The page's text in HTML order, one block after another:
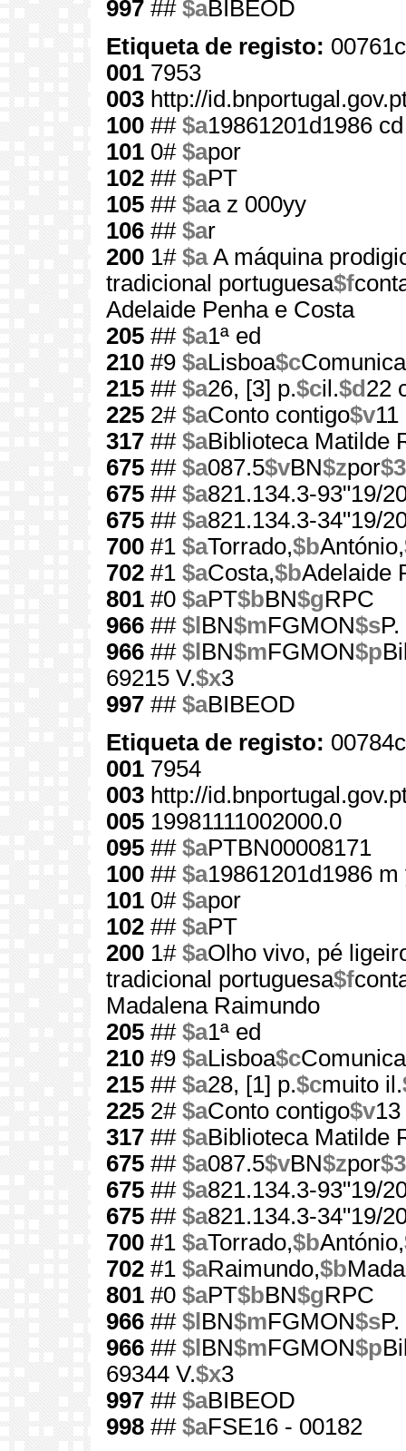
997 ## $aBIBEOD
Etiqueta de registo:
001 7953
003 http://
100 ## $a19861201d1986
101 0# $apor
102 ## $aPT
105 ## $aa z 000yy
106 ## $ar
200 1# $aA máquina
tradicional portuguesa$f
Adelaide Penha e Costa
205 ## $a1ª ed
210 #9 $aLisboa$c
215 ## $a26, [3] p.$cil.$d 22
225 2# $aConto contigo$v11
317 ## $aBiblioteca Matilde
675 ## $a087.5$vBN$zpor$3
675 ## $a821.134.3-93"19/
675 ## $a821.134.3-34"19/
700 #1 $aTorrado,$bAntónio,
702 #1 $aCosta,$bAdelaide
801 #0 $aPT$bBN$gRPC
966 ## $l BN$mFGMON$s
966 ## $l BN$mFGMON$p
69215 V.$x3
997 ## $aBIBEOD
Etiqueta de registo:
001 7954
003 http://
005 19981111002000.0
095 ## $aPTBN00008171
100 ## $a19861201d1986
101 0# $apor
102 ## $aPT
200 1# $aOlho vivo, pé
tradicional portuguesa$f
Madalena Raimundo
205 ## $a1ª ed
210 #9 $aLisboa$c
215 ## $a28, [1] p.$cmuito il.
225 2# $aConto contigo$v13
317 ## $aBiblioteca Matilde
675 ## $a087.5$vBN$zpor$3
675 ## $a821.134.3-93"19/
675 ## $a821.134.3-34"19/
700 #1 $aTorrado,$bAntónio,
702 #1 $aRaimundo,$b
801 #0 $aPT$bBN$gRPC
966 ## $l BN$mFGMON$s
966 ## $l BN$mFGMON$p
69344 V.$x3
997 ## $aBIBEOD
998 ## $aFSE16 - 00182